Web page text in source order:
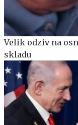
Velik odziv na
skladu